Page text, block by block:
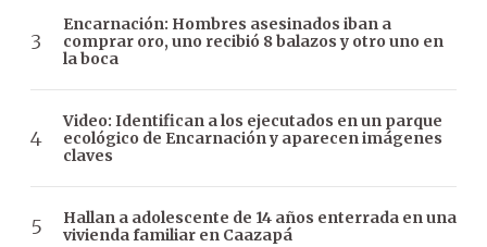
Encarnación: Hombres asesinados iban a
comprar oro, uno recibió 8 balazos y otro uno en
la boca
Video: Identifican a los ejecutados en un parque
ecológico de Encarnación y aparecen imágenes
claves
Hallan a adolescente de 14 años enterrada en una
vivienda familiar en Caazapá